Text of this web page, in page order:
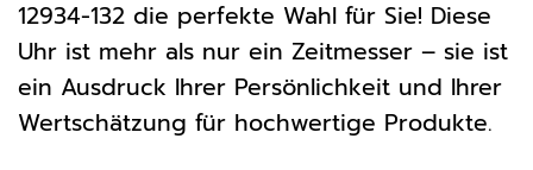
12934-132 die perfekte Wahl für Sie! Diese
Uhr ist mehr als nur ein Zeitmesser – sie ist
ein Ausdruck Ihrer Persönlichkeit und Ihrer
Wertschätzung für hochwertige Produkte.